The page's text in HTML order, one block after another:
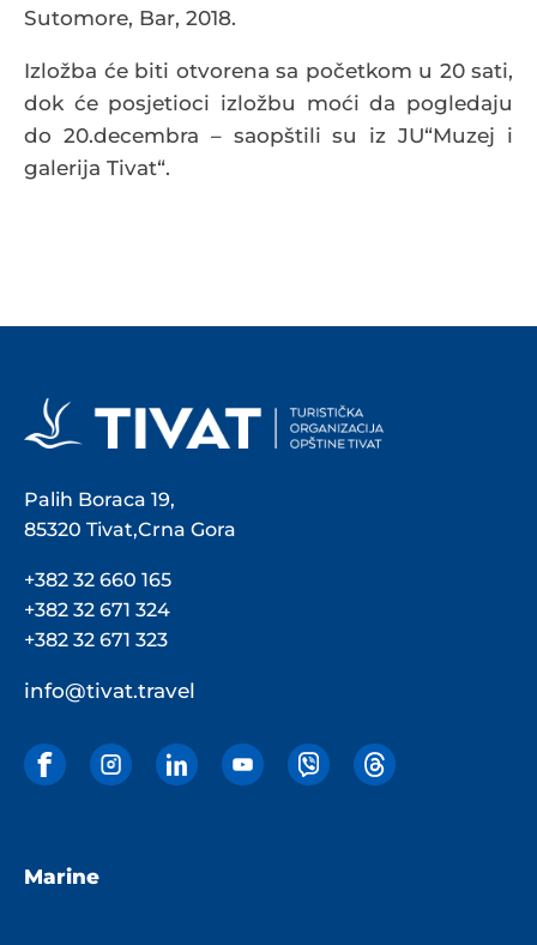
Sutomore, Bar, 2018.
Izložba će biti otvorena sa početkom u 20 sati,
dok će posjetioci izložbu moći da pogledaju
do 20.decembra – saopštili su iz JU“Muzej i
galerija Tivat“.
Palih Boraca 19,
85320 Tivat,Crna Gora
+382 32 660 165
+382 32 671 324
+382 32 671 323
info@tivat.travel
Marine